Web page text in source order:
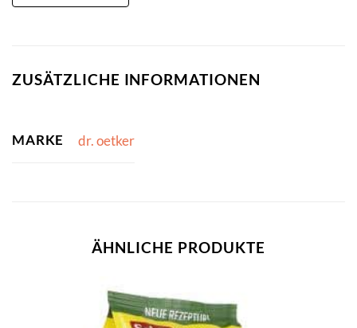
ZUSÄTZLICHE INFORMATIONEN
MARKE dr. oetker
ÄHNLICHE PRODUKTE